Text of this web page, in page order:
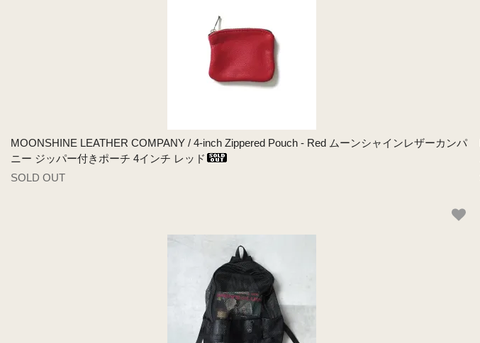
MOONSHINE LEATHER COMPANY / 4-inch Zippered Pouch - Red ムーンシャインレザーカンパ
ニー ジッパー付きポーチ 4インチ レッド
SOLD OUT